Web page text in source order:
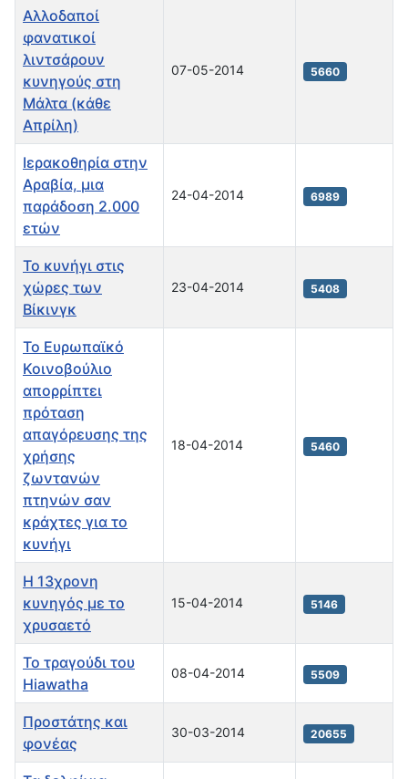
Αλλοδαποί
φανατικοί
λιντσάρουν
κυνηγούς στη
Μάλτα (κάθε
Απρίλη)
07-05-2014 5660
Ιερακοθηρία στην
Αραβία, μια
παράδοση 2.000
ετών
24-04-2014 6989
Το κυνήγι στις
χώρες των
Βίκινγκ
23-04-2014 5408
Το Ευρωπαϊκό
Κοινοβούλιο
απορρίπτει
πρόταση
απαγόρευσης της
χρήσης
ζωντανών
πτηνών σαν
κράχτες για το
κυνήγι
18-04-2014 5460
Η 13χρονη
κυνηγός με το
χρυσαετό
15-04-2014 5146
Το τραγούδι του
Hiawatha
08-04-2014 5509
Προστάτης και
φονέας
30-03-2014 20655